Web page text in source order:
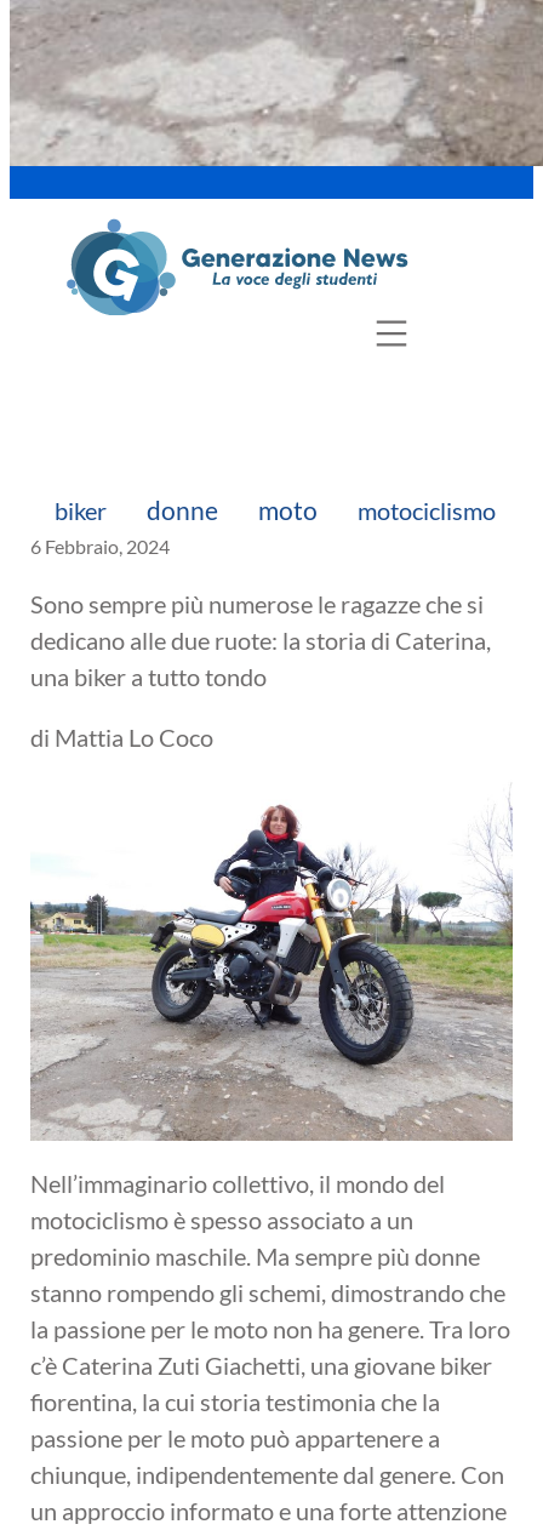
biker donne moto motociclismo
6 Febbraio, 2024
Sono sempre più numerose le ragazze che si
dedicano alle due ruote: la storia di Caterina,
una biker a tutto tondo
di Mattia Lo Coco
Nell’immaginario collettivo, il mondo del
motociclismo è spesso associato a un
predominio maschile. Ma sempre più donne
stanno rompendo gli schemi, dimostrando che
la passione per le moto non ha genere. Tra loro
c’è Caterina Zuti Giachetti, una giovane biker
fiorentina, la cui storia testimonia che la
passione per le moto può appartenere a
chiunque, indipendentemente dal genere. Con
un approccio informato e una forte attenzione